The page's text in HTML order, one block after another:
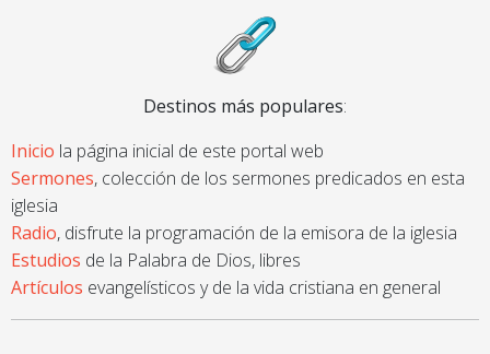
Destinos más populares:
Inicio la página inicial de este portal web
Sermones, colección de los sermones predicados en esta
iglesia
Radio, disfrute la programación de la emisora de la iglesia
Estudios de la Palabra de Dios, libres
Artículos evangelísticos y de la vida cristiana en general